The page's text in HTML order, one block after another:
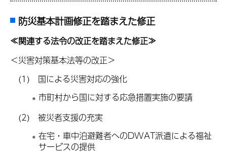
防災基本計画修正を踏まえた修正
≪関連する法令の改正を踏まえた修正≫
＜災害対策基本法等の改正＞
(1) 国による災害対応の強化
市町村から国に対する応急措置実施の要請
(2) 被災者支援の充実
在宅・車中泊避難者へのDWAT派遣による福祉
サービスの提供